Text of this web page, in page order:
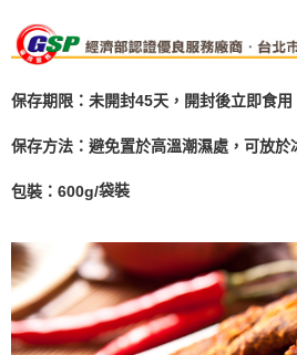
保存期限： 未開封45天，開封後立即食用
保存方法： 避免置於高溫潮濕處，可放於
包裝：600g/袋裝